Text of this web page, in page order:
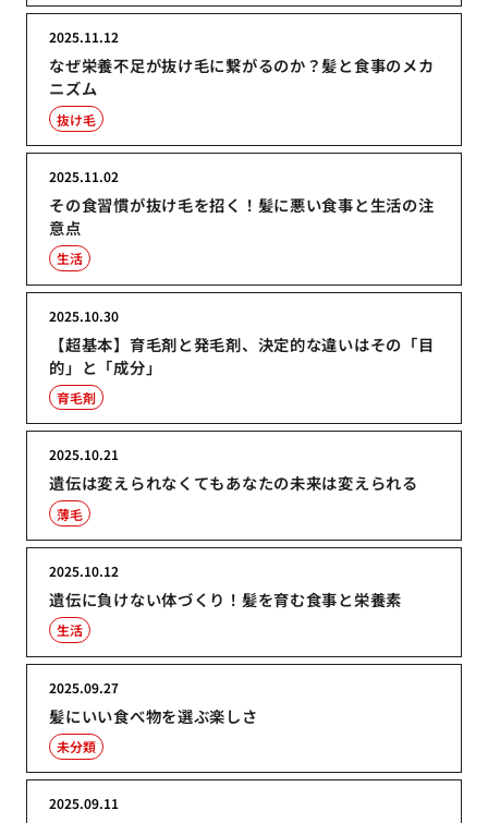
なぜ栄養不足が抜け毛に繋がるのか？髪と食事のメカ
ニズム
2025.11.12
抜け毛
その食習慣が抜け毛を招く！髪に悪い食事と生活の注
意点
2025.11.02
生活
【超基本】育毛剤と発毛剤、決定的な違いはその「目
的」と「成分」
2025.10.30
育毛剤
遺伝は変えられなくてもあなたの未来は変えられる
2025.10.21
薄毛
遺伝に負けない体づくり！髪を育む食事と栄養素
2025.10.12
生活
髪にいい食べ物を選ぶ楽しさ
2025.09.27
未分類
2025.09.11